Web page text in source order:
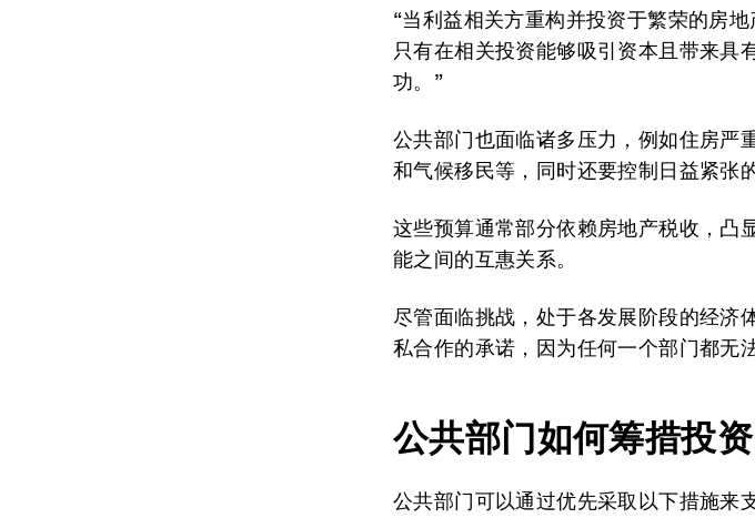
“当利益相关方重构并投资于繁荣的房
只有在相关投资能够吸引资本且带来具
功。”
公共部门也面临诸多压力，例如住房严
和气候移民等，同时还要控制日益紧张
这些预算通常部分依赖房地产税收，凸
能之间的互惠关系。
尽管面临挑战，处于各发展阶段的经济
私合作的承诺，因为任何一个部门都无
公共部门如何筹措投资
公共部门可以通过优先采取以下措施来